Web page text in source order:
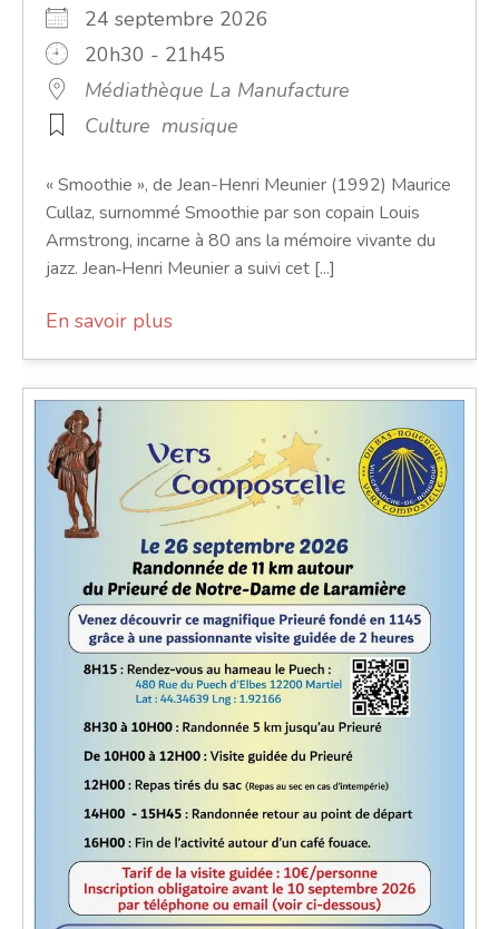
24 septembre 2026
20h30 - 21h45
Médiathèque La Manufacture
Culture musique
« Smoothie », de Jean-Henri Meunier (1992) Maurice
Cullaz, surnommé Smoothie par son copain Louis
Armstrong, incarne à 80 ans la mémoire vivante du
jazz. Jean‑Henri Meunier a suivi cet [...]
En savoir plus